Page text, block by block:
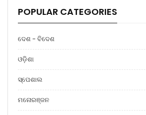
POPULAR CATEGORIES
ଦେଶ - ବିଦେଶ
ଓଡ଼ିଶା
ସ୍ପେଶାଲ
ମନୋରଞ୍ଜନ